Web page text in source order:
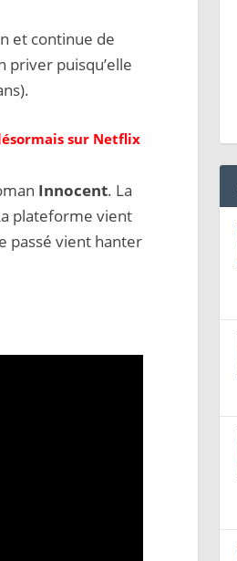
et continue de
priver puisqu’elle
sur Netflix
Innocent. La
plateforme vient
passé vient hanter